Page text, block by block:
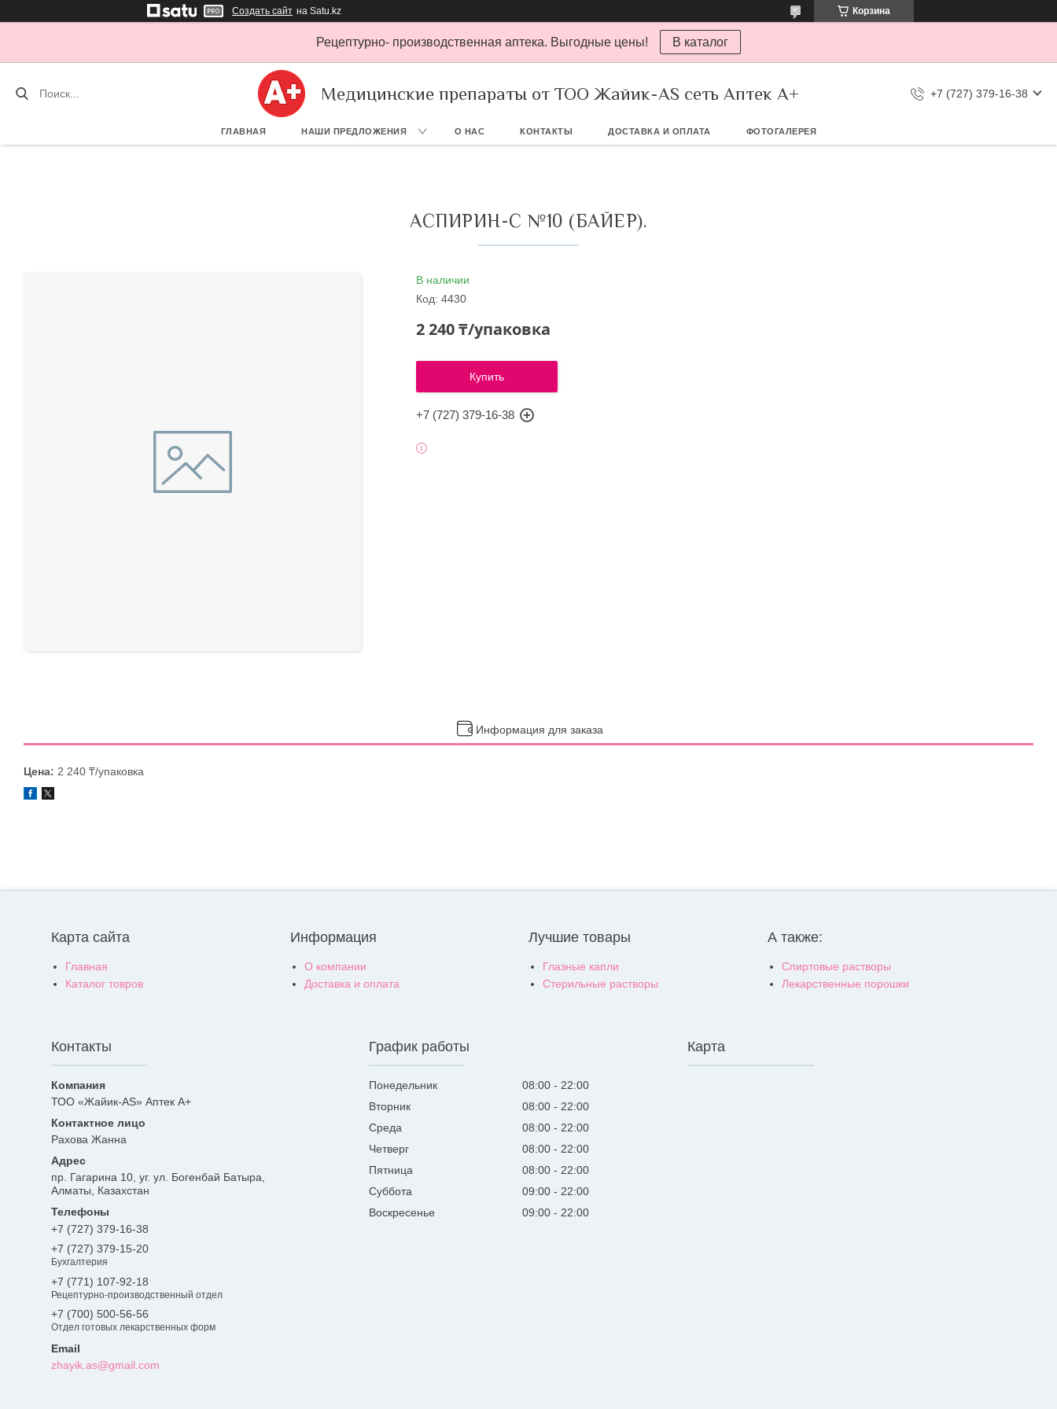
Создать сайт на Satu.kz Корзина
Рецептурно- производственная аптека. Выгодные цены! В каталог
Медицинские препараты от ТОО Жайик-AS сеть Аптек А+ +7 (727) 379-16-38
ГЛАВНАЯ НАШИ ПРЕДЛОЖЕНИЯ О НАС КОНТАКТЫ ДОСТАВКА И ОПЛАТА ФОТОГАЛЕРЕЯ
АСПИРИН-С №10 (БАЙЕР).
В наличии
Код:4430
2 240 ₸/упаковка
Купить
+7 (727) 379-16-38
Информация для заказа
Цена: 2 240 ₸/упаковка
Карта сайта
Главная
Каталог товров
Информация
О компании
Доставка и оплата
Лучшие товары
Глазные капли
Стерильные растворы
А также:
Спиртовые растворы
Лекарственные порошки
Контакты
ТОО «Жайик-AS» Аптек А+
Рахова Жанна
пр. Гагарина 10, уг. ул. Богенбай Батыра,
Алматы, Казахстан
+7 (727) 379-16-38
+7 (727) 379-15-20
Бухгалтерия
+7 (771) 107-92-18
Рецептурно-производственный отдел
+7 (700) 500-56-56
Отдел готовых лекарственных форм
zhayik.as@gmail.com
График работы
Понедельник 08:00
22:00
Вторник
08:00
22:00
Среда
08:00
22:00
Четверг
08:00
22:00
Пятница
08:00
22:00
Суббота
09:00
22:00
Воскресенье
09:00 22:00
Карта